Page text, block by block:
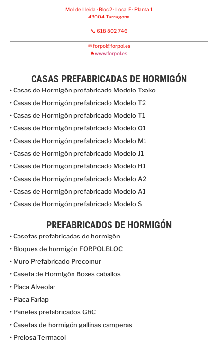
Moll de Lleida · Bloc 2 · Local E · Planta 1
43004 Tarragona
📞 618 802 746
✉forpol@forpol.es
🌐www.forpol.es
CASAS PREFABRICADAS DE HORMIGÓN
• Casas de Hormigón prefabricado Modelo Txoko
• Casas de Hormigón prefabricado Modelo T2
• Casas de Hormigón prefabricado Modelo T1
• Casas de Hormigón prefabricado Modelo O1
• Casas de Hormigón prefabricado Modelo M1
• Casas de Hormigón prefabricado Modelo J1
• Casas de Hormigón prefabricado Modelo H1
• Casas de Hormigón prefabricado Modelo A2
• Casas de Hormigón prefabricado Modelo A1
• Casas de Hormigón prefabricado Modelo S
PREFABRICADOS DE HORMIGÓN
• Casetas prefabricadas de hormigón
• Bloques de hormigón FORPOLBLOC
• Muro Prefabricado Precomur
• Caseta de Hormigón Boxes caballos
• Placa Alveolar
• Placa Farlap
• Paneles prefabricados GRC
• Casetas de hormigón gallinas camperas
• Prelosa Termacol